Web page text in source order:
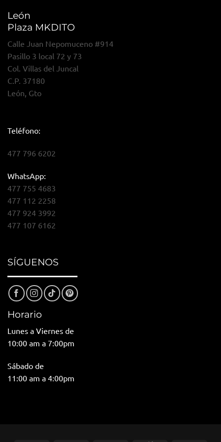
León
Plaza MKDITO
Calle Juan Nepomuceno #914
Pasillo 3 local 72 y 73
Col. Villas del Juncal
C.P. 37180
León, Gto
Teléfono:
477 796 6202
WhatsApp:
477 755 4683
477 112 2258
477 924 3992
477 107 6162
SÍGUENOS
Horario
Lunes a Viernes de
10:00 am a 7:00pm
Sábado de
11:00 am a 4:00pm